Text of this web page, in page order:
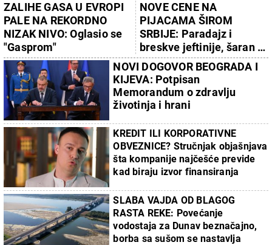
ZALIHE GASA U EVROPI
PALE NA REKORDNO
NIZAK NIVO: Oglasio se
"Gasprom"
NOVE CENE NA
PIJACAMA ŠIROM
SRBIJE: Paradajz i
breskve jeftinije, šaran i
krmenadla skuplji
NOVI DOGOVOR BEOGRADA I
KIJEVA: Potpisan
Memorandum o zdravlju
životinja i hrani
KREDIT ILI KORPORATIVNE
OBVEZNICE? Stručnjak objašnjava
šta kompanije najčešće previde
kad biraju izvor finansiranja
SLABA VAJDA OD BLAGOG
RASTA REKE: Povećanje
vodostaja za Dunav beznačajno,
borba sa sušom se nastavlja